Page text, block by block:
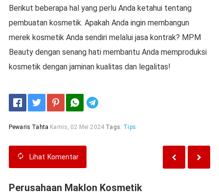
Berikut beberapa hal yang perlu Anda ketahui tentang
pembuatan kosmetik. Apakah Anda ingin membangun
merek kosmetik Anda sendiri melalui jasa kontrak? MPM
Beauty dengan senang hati membantu Anda memproduksi
kosmetik dengan jaminan kualitas dan legalitas!
Pewaris Tahta Kamis, 02 Mei 2024 Tags: Tips
Lihat Komentar
Perusahaan Maklon Kosmetik